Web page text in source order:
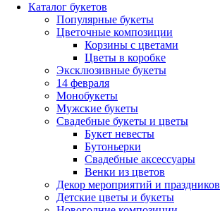
Каталог букетов
Популярные букеты
Цветочные композиции
Корзины с цветами
Цветы в коробке
Эксклюзивные букеты
14 февраля
Монобукеты
Мужские букеты
Свадебные букеты и цветы
Букет невесты
Бутоньерки
Свадебные аксессуары
Венки из цветов
Декор мероприятий и праздников
Детские цветы и букеты